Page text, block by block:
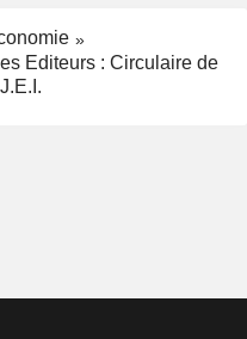
Editeurs : Circulaire de